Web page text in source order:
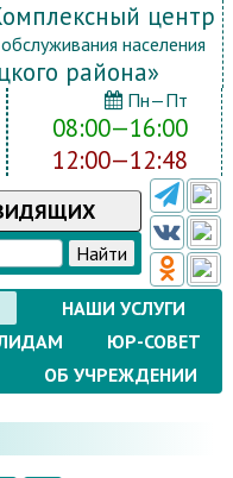
центр
населения
района»
Пн—Пт
08:00—16:00
12:00—12:48
НАШИ УСЛУГИ
ЮР-СОВЕТ
ОБ УЧРЕЖДЕНИИ